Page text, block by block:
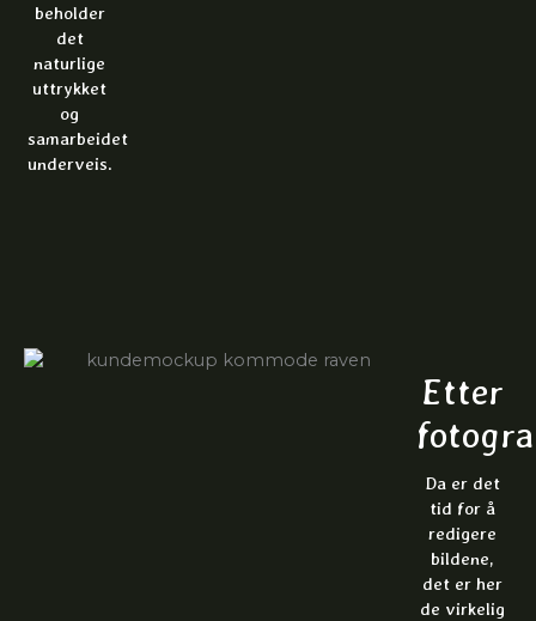
beholder
det
naturlige
uttrykket
og
samarbeidet
underveis.
Etter
Da er det
tid for å
redigere
bildene,
det er her
de virkelig